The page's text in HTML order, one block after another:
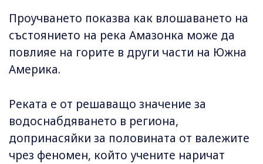
Проучването показва как влошаването на
състоянието на река Амазонка може да
повлияе на горите в други части на Южна
Америка.
Реката е от решаващо значение за
водоснабдяването в региона,
допринасяйки за половината от валежите
чрез феномен, който учените наричат